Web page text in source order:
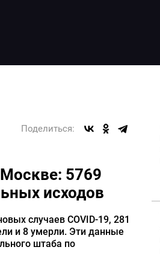
Поделиться:
5769
исходов
случаев COVID-19, 281
и 8 умерли. Эти данные
штаба по